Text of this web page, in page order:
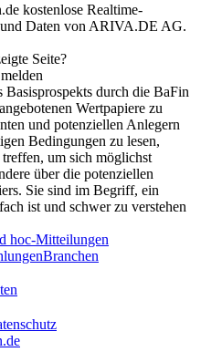
kostenlose Realtime-
Daten von ARIVA.DE AG.
Seite?
durch die BaFin
Wertpapiere zu
und potenziellen Anlegern
Bedingungen zu lesen,
um sich möglichst
über die potenziellen
Sie sind im Begriff, ein
ist und schwer zu verstehen
hoc-Mitteilungen
Branchen